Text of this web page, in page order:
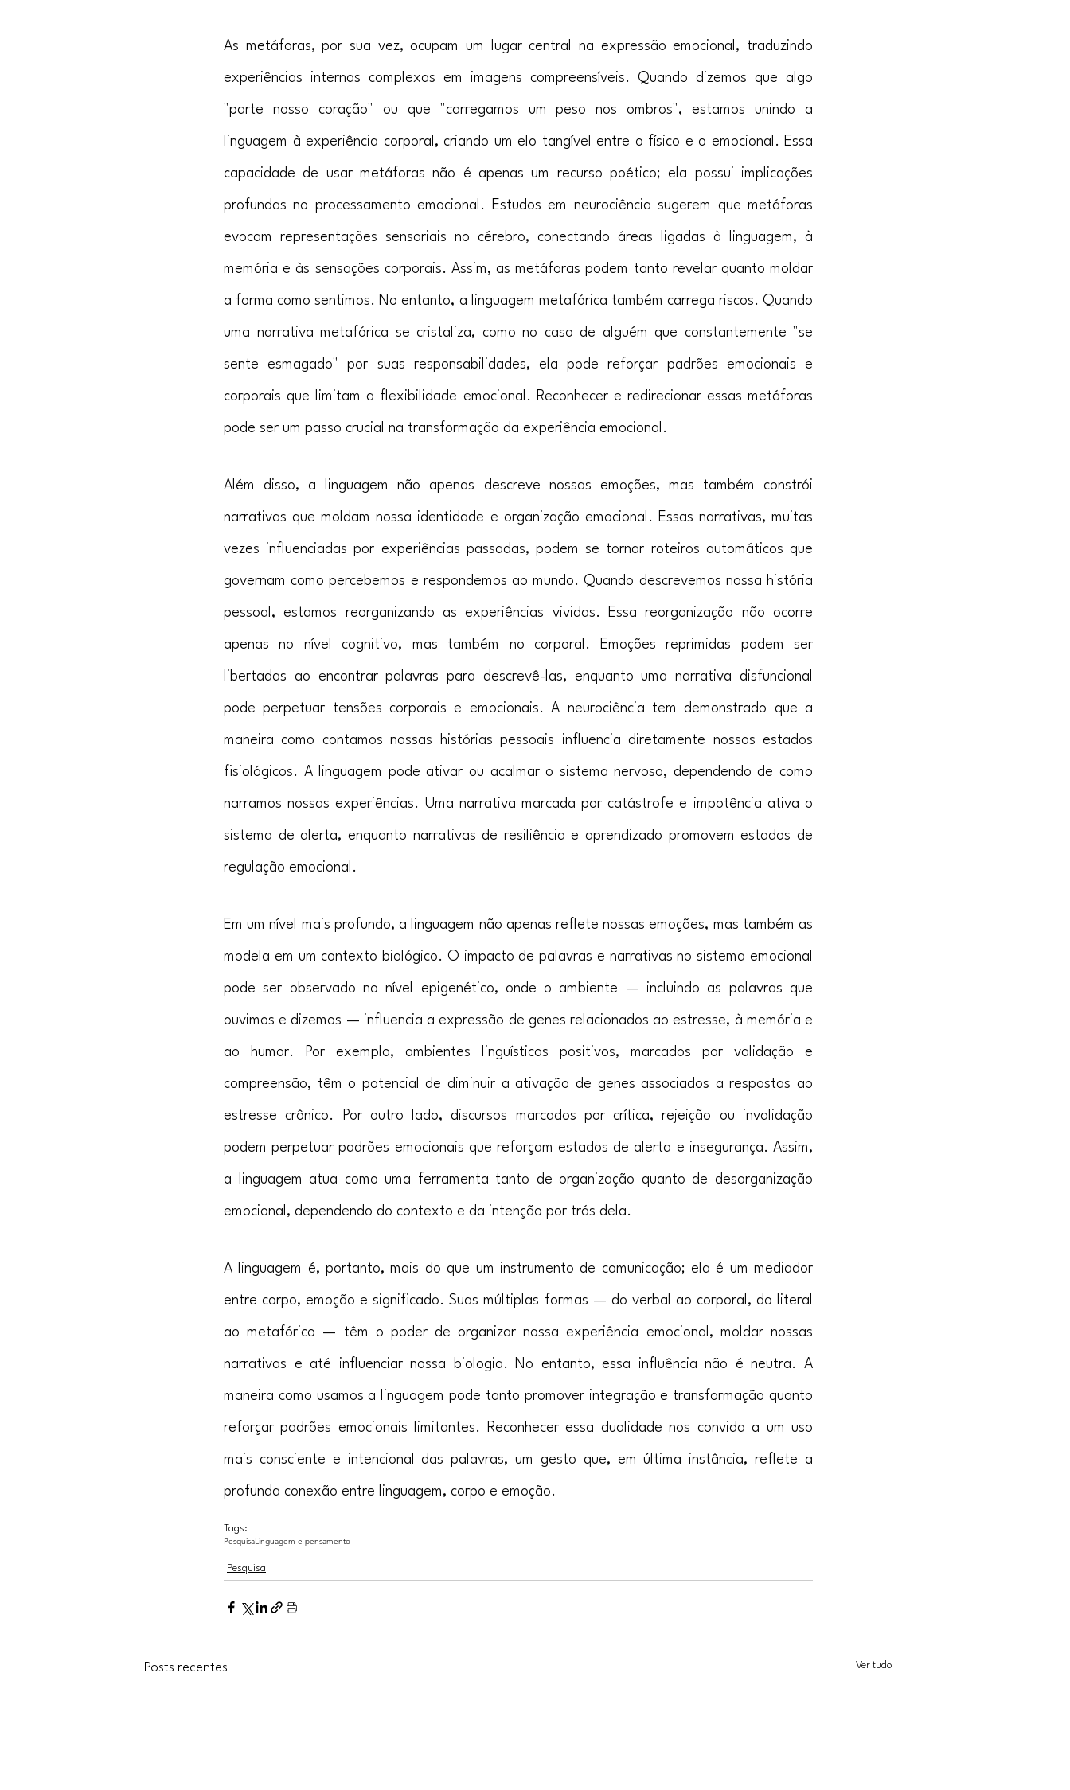
As metáforas, por sua vez, ocupam um lugar central na expressão emocional, traduzindo
experiências internas complexas em imagens compreensíveis. Quando dizemos que algo
"parte nosso coração" ou que "carregamos um peso nos ombros", estamos unindo a
linguagem à experiência corporal, criando um elo tangível entre o físico e o emocional. Essa
capacidade de usar metáforas não é apenas um recurso poético; ela possui implicações
profundas no processamento emocional. Estudos em neurociência sugerem que metáforas
evocam representações sensoriais no cérebro, conectando áreas ligadas à linguagem, à
memória e às sensações corporais. Assim, as metáforas podem tanto revelar quanto moldar
a forma como sentimos. No entanto, a linguagem metafórica também carrega riscos. Quando
uma narrativa metafórica se cristaliza, como no caso de alguém que constantemente "se
sente esmagado" por suas responsabilidades, ela pode reforçar padrões emocionais e
corporais que limitam a flexibilidade emocional. Reconhecer e redirecionar essas metáforas
pode ser um passo crucial na transformação da experiência emocional.
Além disso, a linguagem não apenas descreve nossas emoções, mas também constrói
narrativas que moldam nossa identidade e organização emocional. Essas narrativas, muitas
vezes influenciadas por experiências passadas, podem se tornar roteiros automáticos que
governam como percebemos e respondemos ao mundo. Quando descrevemos nossa história
pessoal, estamos reorganizando as experiências vividas. Essa reorganização não ocorre
apenas no nível cognitivo, mas também no corporal. Emoções reprimidas podem ser
libertadas ao encontrar palavras para descrevê-las, enquanto uma narrativa disfuncional
pode perpetuar tensões corporais e emocionais. A neurociência tem demonstrado que a
maneira como contamos nossas histórias pessoais influencia diretamente nossos estados
fisiológicos. A linguagem pode ativar ou acalmar o sistema nervoso, dependendo de como
narramos nossas experiências. Uma narrativa marcada por catástrofe e impotência ativa o
sistema de alerta, enquanto narrativas de resiliência e aprendizado promovem estados de
regulação emocional.
Em um nível mais profundo, a linguagem não apenas reflete nossas emoções, mas também as
modela em um contexto biológico. O impacto de palavras e narrativas no sistema emocional
pode ser observado no nível epigenético, onde o ambiente — incluindo as palavras que
ouvimos e dizemos — influencia a expressão de genes relacionados ao estresse, à memória e
ao humor. Por exemplo, ambientes linguísticos positivos, marcados por validação e
compreensão, têm o potencial de diminuir a ativação de genes associados a respostas ao
estresse crônico. Por outro lado, discursos marcados por crítica, rejeição ou invalidação
podem perpetuar padrões emocionais que reforçam estados de alerta e insegurança. Assim,
a linguagem atua como uma ferramenta tanto de organização quanto de desorganização
emocional, dependendo do contexto e da intenção por trás dela.
A linguagem é, portanto, mais do que um instrumento de comunicação; ela é um mediador
entre corpo, emoção e significado. Suas múltiplas formas — do verbal ao corporal, do literal
ao metafórico — têm o poder de organizar nossa experiência emocional, moldar nossas
narrativas e até influenciar nossa biologia. No entanto, essa influência não é neutra. A
maneira como usamos a linguagem pode tanto promover integração e transformação quanto
reforçar padrões emocionais limitantes. Reconhecer essa dualidade nos convida a um uso
mais consciente e intencional das palavras, um gesto que, em última instância, reflete a
profunda conexão entre linguagem, corpo e emoção.
Tags:
PesquisaLinguagem e pensamento
Pesquisa
Posts recentes Ver tudo